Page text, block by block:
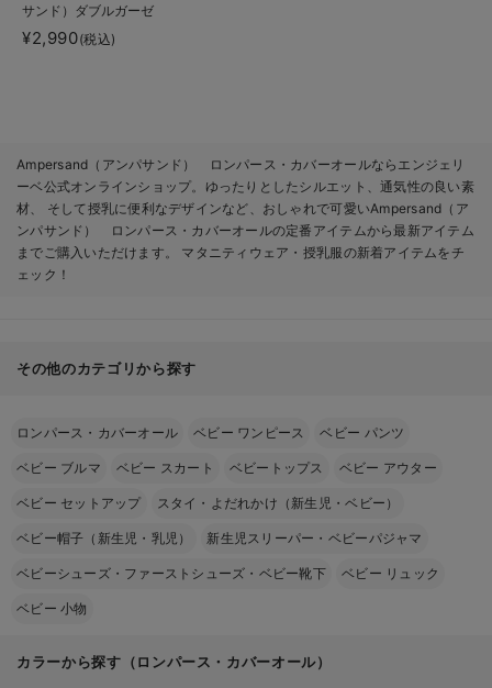
サンド）ダブルガーゼ
セーラーロンパース
¥2,990(税込)
Ampersand（アンパサンド） ロンパース・カバーオールならエンジェリ
ーベ公式オンラインショップ。ゆったりとしたシルエット、通気性の良い素
材、 そして授乳に便利なデザインなど、おしゃれで可愛いAmpersand（ア
ンパサンド） ロンパース・カバーオールの定番アイテムから最新アイテム
までご購入いただけます。 マタニティウェア・授乳服の新着アイテムをチ
ェック！
その他のカテゴリから探す
ロンパース・カバーオール ベビー ワンピース ベビー パンツ
ベビー ブルマ ベビー スカート ベビートップス ベビー アウター
ベビー セットアップ スタイ・よだれかけ（新生児・ベビー）
ベビー帽子（新生児・乳児） 新生児スリーパー・ベビーパジャマ
ベビーシューズ・ファーストシューズ・ベビー靴下 ベビー リュック
ベビー 小物
カラーから探す（ロンパース・カバーオール）